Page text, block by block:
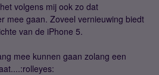
volgens mij ook zo dat
mee gaan. Zoveel vernieuwing biedt
van de iPhone 5.
mee kunnen gaan zolang een